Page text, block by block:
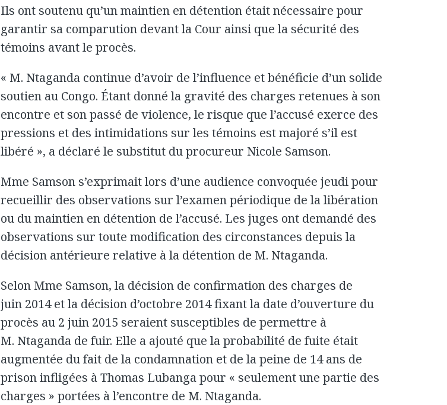
Ils ont soutenu qu’un maintien en détention était nécessaire pour
garantir sa comparution devant la Cour ainsi que la sécurité des
témoins avant le procès.
« M. Ntaganda continue d’avoir de l’influence et bénéficie d’un solide
soutien au Congo. Étant donné la gravité des charges retenues à son
encontre et son passé de violence, le risque que l’accusé exerce des
pressions et des intimidations sur les témoins est majoré s’il est
libéré », a déclaré le substitut du procureur Nicole Samson.
Mme Samson s’exprimait lors d’une audience convoquée jeudi pour
recueillir des observations sur l’examen périodique de la libération
ou du maintien en détention de l’accusé. Les juges ont demandé des
observations sur toute modification des circonstances depuis la
décision antérieure relative à la détention de M. Ntaganda.
Selon Mme Samson, la décision de confirmation des charges de
juin 2014 et la décision d’octobre 2014 fixant la date d’ouverture du
procès au 2 juin 2015 seraient susceptibles de permettre à
M. Ntaganda de fuir. Elle a ajouté que la probabilité de fuite était
augmentée du fait de la condamnation et de la peine de 14 ans de
prison infligées à Thomas Lubanga pour « seulement une partie des
charges » portées à l’encontre de M. Ntaganda.